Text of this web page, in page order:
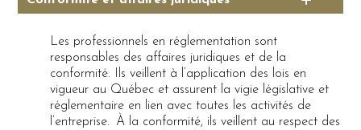
Les professionnels en réglementation sont
responsables des affaires juridiques et de la
conformité. Ils veillent à l’application des lois en
vigueur au Québec et assurent la vigie législative et
réglementaire en lien avec toutes les activités de
l’entreprise. À la conformité, ils veillent au respect des